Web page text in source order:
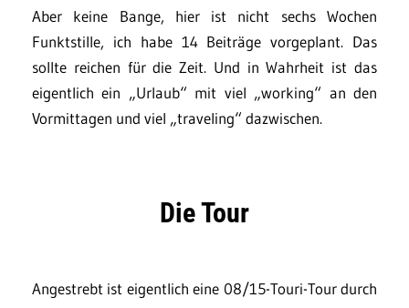
Aber keine Bange, hier ist nicht sechs Wochen
Funktstille, ich habe 14 Beiträge vorgeplant. Das
sollte reichen für die Zeit. Und in Wahrheit ist das
eigentlich ein „Urlaub“ mit viel „working“ an den
Vormittagen und viel „traveling“ dazwischen.
Die Tour
Angestrebt ist eigentlich eine 08/15-Touri-Tour durch